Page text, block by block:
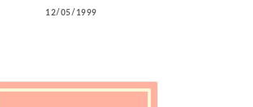
12/05/1999